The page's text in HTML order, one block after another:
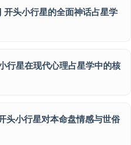
开头小行星的全面神话占星学
行星在现代心理占星学中的核
头小行星对本命盘情感与世俗